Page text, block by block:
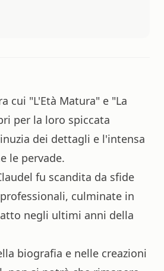
cui "L'Età Matura" e "La
per la loro spiccata
dei dettagli e l'intensa
le pervade.
fu scandita da sfide
culminate in
negli ultimi anni della
biografia e nelle creazioni